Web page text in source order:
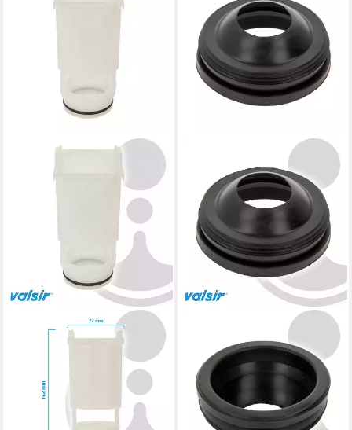
Spülkasten Bassin Führung
mit Dichtung UP-Spülkasten
MEDUSA VS0801015
8,20 €
lieferbar - in 4-5 Werktagen bei dir
Spülkasten Dichtmanschette
für Spülrohr UP-Spülkasten
MEDUSA VS0802016
3,60 €
lieferbar - in 4-5 Werktagen bei dir